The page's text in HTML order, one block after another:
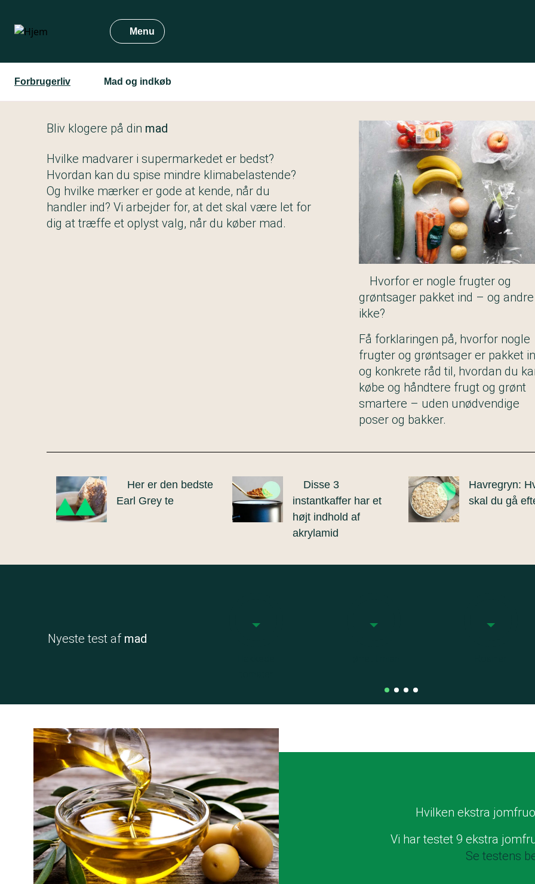
hovedindhold
Menu
Forbrugerliv Mad og indkøb
Bliv klogere på din mad
Hvilke madvarer i supermarkedet er bedst?
Hvordan kan du spise mindre klimabelastende?
Og hvilke mærker er gode at kende, når du
handler ind? Vi arbejder for, at det skal være let for
dig at træffe et oplyst valg, når du køber mad.
Hvorfor er nogle frugter og
grøntsager pakket ind – og andre
ikke?
Få forklaringen på, hvorfor nogle
frugter og grøntsager er pakket
og konkrete råd til, hvordan du
købe og håndtere frugt og grønt
smartere – uden unødvendige
poser og bakker.
Her er den bedste
Earl Grey te
Disse 3
instantkaffer har et
højt indhold af
akrylamid
Havregryn:
skal du gå
Nyeste test af mad
Hvilken ekstra
Vi har testet 9 ekstra
Se testens